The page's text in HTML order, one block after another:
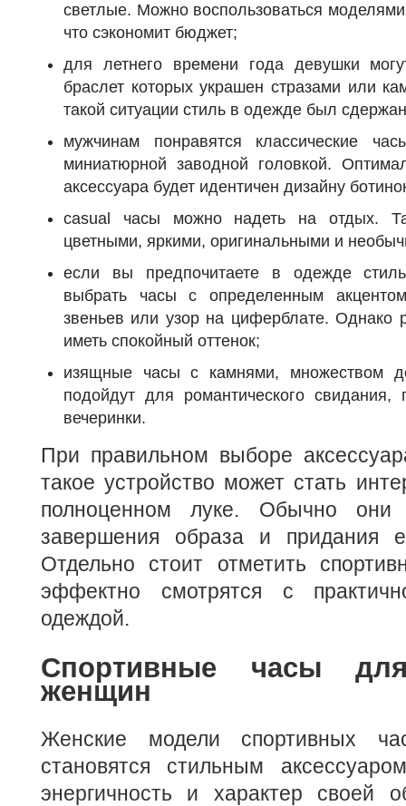
светлые. Можно воспользоваться
что сэкономит бюджет;
для летнего времени года девушки
браслет которых украшен стразами или
такой ситуации стиль в одежде был
мужчинам понравятся классические
миниатюрной заводной головкой.
аксессуара будет идентичен дизайну
casual часы можно надеть на отдых.
цветными, яркими, оригинальными и
если вы предпочитаете в одежде
выбрать часы с определенным
звеньев или узор на циферблате. Однако
иметь спокойный оттенок;
изящные часы с камнями, множеством
подойдут для романтического свидания,
вечеринки.
При правильном выборе
такое устройство может стать
полноценном луке. Обычно они
завершения образа и придания
Отдельно стоит отметить
эффектно смотрятся с
одеждой.
Спортивные часы
женщин
Женские модели спортивных
становятся стильным
энергичность и характер своей